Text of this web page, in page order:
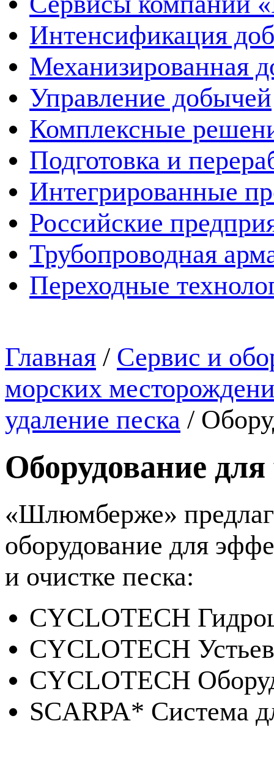
Интенсификация
Механизированная
Управление добычей
Комплексные
Подготовка и
Интегрированные
Российские
Трубопроводная
Переходные
Главная / Сервис и
морских
удаление песка /
Оборудование
«Шлюмберже»
оборудование для
и очистке песка:
CYCLOTECH
CYCLOTECH
CYCLOTECH
SCARPA* Система